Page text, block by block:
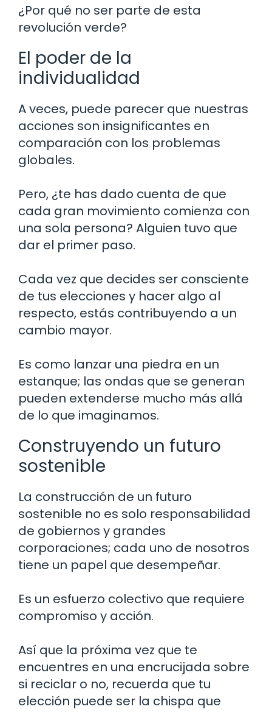
¿Por qué no ser parte de esta
revolución verde?
El poder de la
individualidad
A veces, puede parecer que nuestras
acciones son insignificantes en
comparación con los problemas
globales.
Pero, ¿te has dado cuenta de que
cada gran movimiento comienza con
una sola persona? Alguien tuvo que
dar el primer paso.
Cada vez que decides ser consciente
de tus elecciones y hacer algo al
respecto, estás contribuyendo a un
cambio mayor.
Es como lanzar una piedra en un
estanque; las ondas que se generan
pueden extenderse mucho más allá
de lo que imaginamos.
Construyendo un futuro
sostenible
La construcción de un futuro
sostenible no es solo responsabilidad
de gobiernos y grandes
corporaciones; cada uno de nosotros
tiene un papel que desempeñar.
Es un esfuerzo colectivo que requiere
compromiso y acción.
Así que la próxima vez que te
encuentres en una encrucijada sobre
si reciclar o no, recuerda que tu
elección puede ser la chispa que